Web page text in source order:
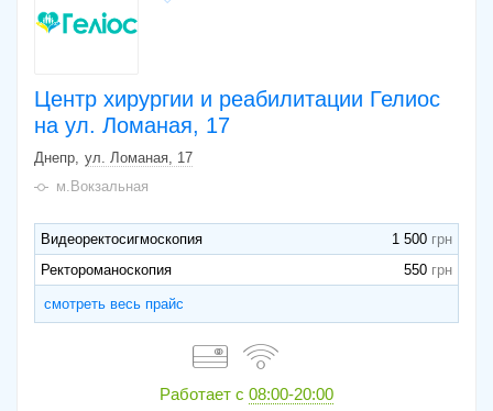
Центр хирургии и реабилитации Гелиос
на ул. Ломаная, 17
Днепр ул. Ломаная, 17
м.Вокзальная
Видеоректосигмоскопия
1 500
Ректороманоскопия
550
смотреть весь прайс
Работает с 08:00-20:00